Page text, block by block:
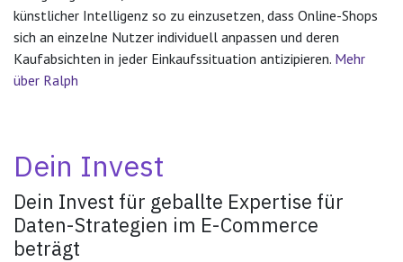
künstlicher Intelligenz so zu einzusetzen, dass Online-Shops
sich an einzelne Nutzer individuell anpassen und deren
Kaufabsichten in jeder Einkaufssituation antizipieren. Mehr
über Ralph
Dein Invest
Dein Invest für geballte Expertise für
Daten-Strategien im E-Commerce
beträgt